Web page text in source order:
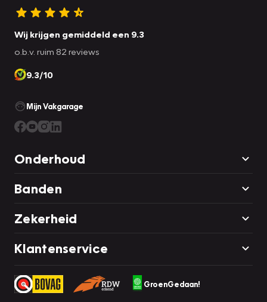
Wij krijgen gemiddeld een 9.3
o.b.v. ruim 82 reviews
9.3/10
Mijn Vakgarage
Onderhoud
Banden
Zekerheid
Klantenservice
GroenGedaan!